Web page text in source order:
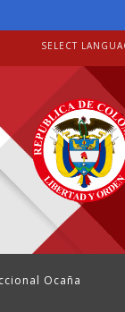
SELECT
Ocaña